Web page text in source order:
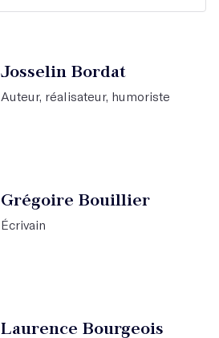
Josselin Bordat
Auteur, réalisateur, humoriste
Grégoire Bouillier
Écrivain
Laurence Bourgeois